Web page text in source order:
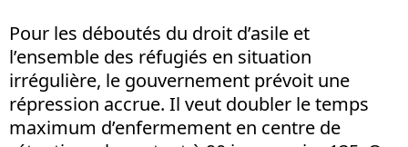
Pour les déboutés du droit d’asile et
l’ensemble des réfugiés en situation
irrégulière, le gouvernement prévoit une
répression accrue. Il veut doubler le temps
maximum d’enfermement en centre de